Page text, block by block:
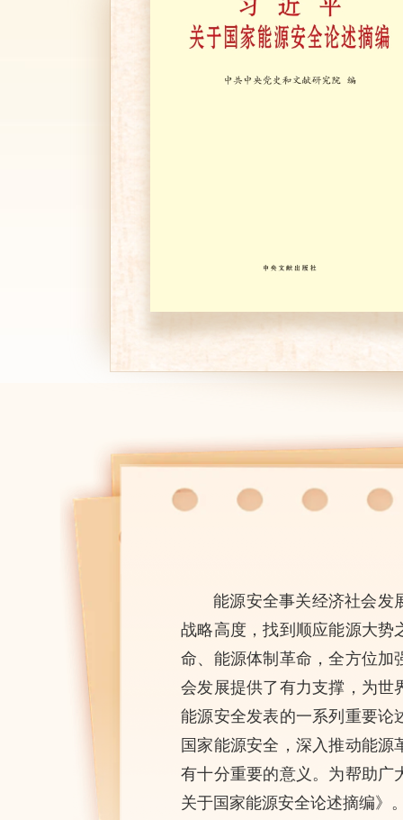
能源安全事关经济社会发
战略高度，找到顺应能源大势
命、能源体制革命，全方位加
会发展提供了有力支撑，为世
能源安全发表的一系列重要论
国家能源安全，深入推动能
有十分重要的意义。为帮助广
关于国家能源安全论述摘编》